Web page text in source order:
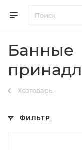
Банные
Хозтовары
ФИЛЬТР